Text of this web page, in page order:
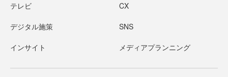
テレビ CX
デジタル施策 SNS
インサイト メディアプランニング